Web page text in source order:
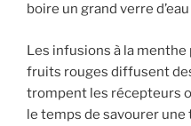
boire un grand verre
Les infusions à la menthe
fruits rouges diffusent
trompent les récepteurs
le temps de savourer une